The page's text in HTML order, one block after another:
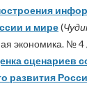
и мире(
экономика. № 4
сценариев
развития